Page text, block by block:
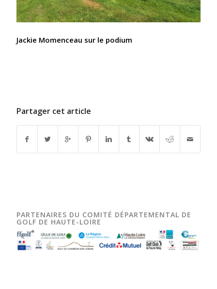
Jackie Momenceau sur le podium
Partager cet article
PARTENAIRES DU COMITÉ DÉPARTEMENTAL DE
GOLF DE HAUTE-LOIRE